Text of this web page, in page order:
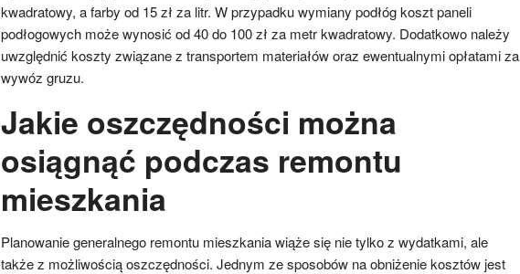
kwadratowy, a farby od 15 zł za litr. W przypadku wymiany podłóg koszt paneli
podłogowych może wynosić od 40 do 100 zł za metr kwadratowy. Dodatkowo należy
uwzględnić koszty związane z transportem materiałów oraz ewentualnymi opłatami za
wywóz gruzu.
Jakie oszczędności można
osiągnąć podczas remontu
mieszkania
Planowanie generalnego remontu mieszkania wiąże się nie tylko z wydatkami, ale
także z możliwością oszczędności. Jednym ze sposobów na obniżenie kosztów jest